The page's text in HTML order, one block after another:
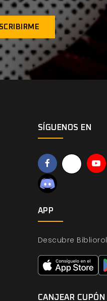
SÍGUENOS EN
APP
Descubre Bibliorol
CANJEAR CUPÓN